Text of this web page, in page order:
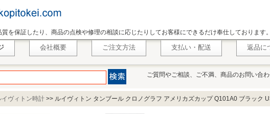
を保証したり、商品の点検や修理の相談に応じたりしてお客様にできるだけ奉仕しております
会社概要 ご注文方法 支払い・配送 返品に
ご質問やご相談、ご不満、商品のお問い合
イヴィトン時計 >> ルイヴィトン タンブール クロノグラフ アメリカズカップ Q101A0 ブラック